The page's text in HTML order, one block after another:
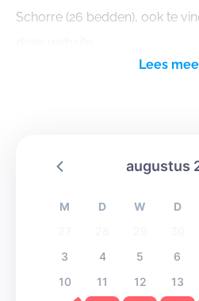
Schorre (26 bedden), ook te
Er zijn geen lakens en dekens
Lees
augustus
M D W D
3
4 5 6
10
11 12 13